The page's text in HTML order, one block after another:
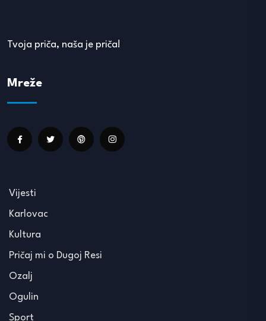
Tvoja priča, naša je priča!
Mreže
Vijesti
Karlovac
Kultura
Pričaj mi o Dugoj Resi
Ozalj
Ogulin
Sport